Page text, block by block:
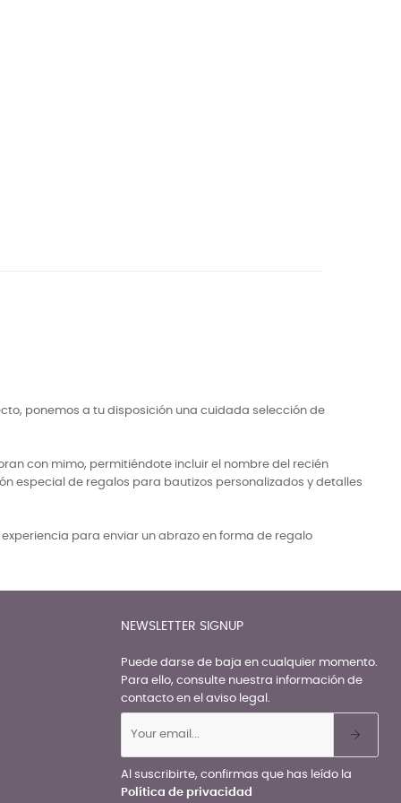
ponemos a tu disposición una cuidada selección de
con mimo, permitiéndote incluir el nombre del recién
especial de regalos para bautizos personalizados y detalles
para enviar un abrazo en forma de regalo
NEWSLETTER SIGNUP
Puede darse de baja en cualquier momento.
Para ello, consulte nuestra información de
contacto en el aviso legal.
Al suscribirte, confirmas que has leído la
Política de privacidad